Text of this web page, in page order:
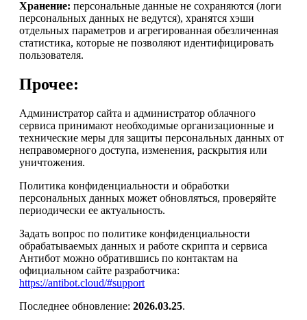
Хранение: персональные данные не сохраняются (логи
персональных данных не ведутся), хранятся хэши
отдельных параметров и агрегированная обезличенная
статистика, которые не позволяют идентифицировать
пользователя.
Прочее:
Администратор сайта и администратор облачного
сервиса принимают необходимые организационные и
технические меры для защиты персональных данных от
неправомерного доступа, изменения, раскрытия или
уничтожения.
Политика конфиденциальности и обработки
персональных данных может обновляться, проверяйте
периодически ее актуальность.
Задать вопрос по политике конфиденциальности
обрабатываемых данных и работе скрипта и сервиса
Антибот можно обратившись по контактам на
официальном сайте разработчика:
https://antibot.cloud/#support
Последнее обновление: 2026.03.25.